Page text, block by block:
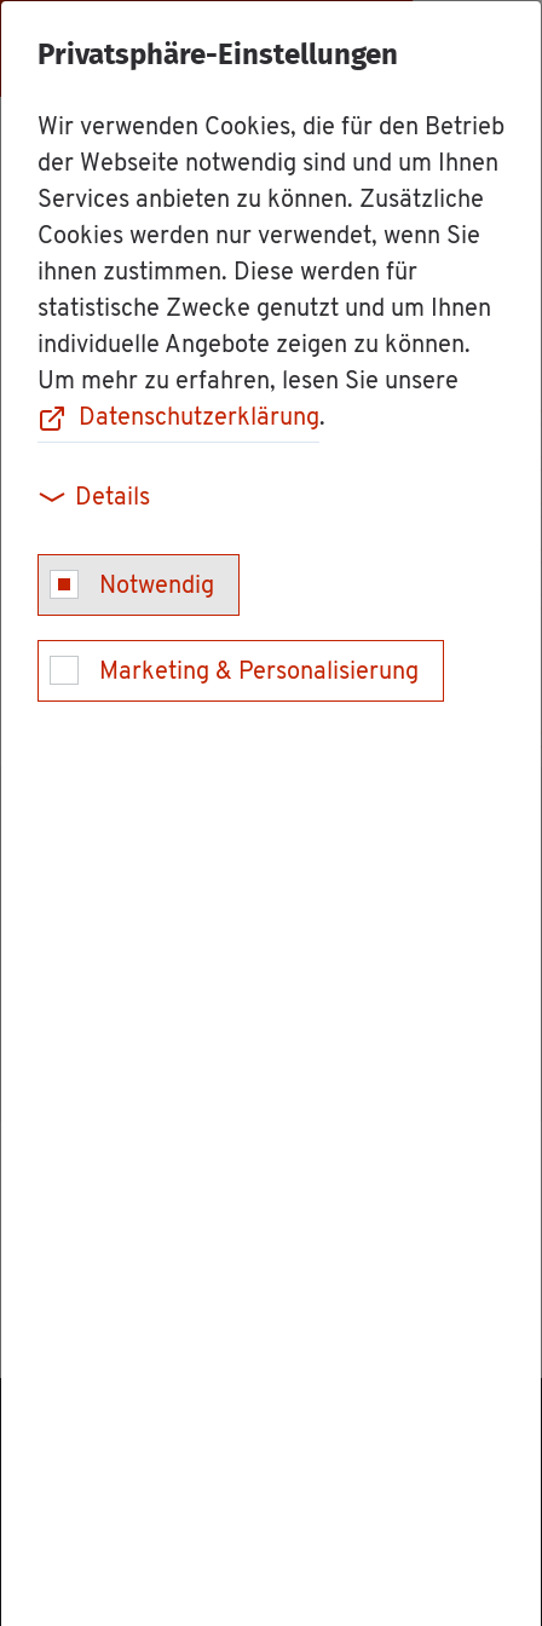
Privatsphäre-Einstellungen
Wir verwenden Cookies, die für den Betrieb
der Webseite notwendig sind und um Ihnen
Services anbieten zu können. Zusätzliche
Cookies werden nur verwendet, wenn Sie
ihnen zustimmen. Diese werden für
statistische Zwecke genutzt und um Ihnen
individuelle Angebote zeigen zu können.
Um mehr zu erfahren, lesen Sie unsere
Datenschutzerklärung.
Details
Notwendig
Marketing & Personalisierung
For­mu­la­re & Orts­recht
Ver­ga­be von be­
hörd­li­chen Be­
triebs­num­mern
Do­ku­ment an­se­hen/her­un­ter­la­den
Be­triebs­num­mern